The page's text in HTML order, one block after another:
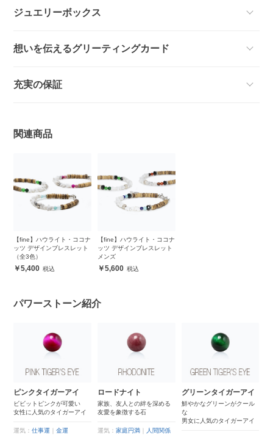
ジュエリーボックス
想いを伝えるグリーティングカード
充実の保証
関連商品
【fine】ハウライト・ココナ
ッツ デザインブレスレット
（全3色）
5,400
【fine】ハウライト・ココナ
ッツ デザインブレスレット
メンズ
5,600
パワーストーン紹介
ピンクタイガーアイ
ビビットピンクが可愛い
女性に人気のタイガーアイ
運気：仕事運 ｜金運
ロードナイト
家族、友人との絆を深める
友愛を象徴する石
運気： 家庭円満
人間関係
グリーンタイガーアイ
鮮やかなグリーンがクール
な
男女に人気のタイガーアイ